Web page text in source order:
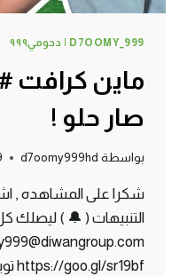
D7OOMY_999 | دحومي٩٩٩
صار حلو !
بواسطة d7oomy999hd
شكرا على المشاهده ,
التنبيهات ( 🔔 ) ليصلك